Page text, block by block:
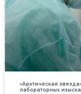
«Арктическая
лабораторных